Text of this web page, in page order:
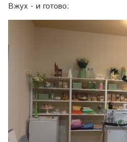
Вжух - и готово: